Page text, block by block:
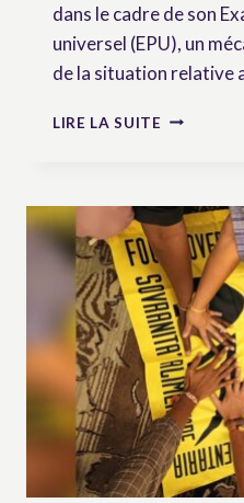
dans le cadre de son
universel (EPU), un
de la situation relative
LIRE LA SUITE SUISSE-
DE
SOUTIEN
À
LA
DES
DROITS
DES